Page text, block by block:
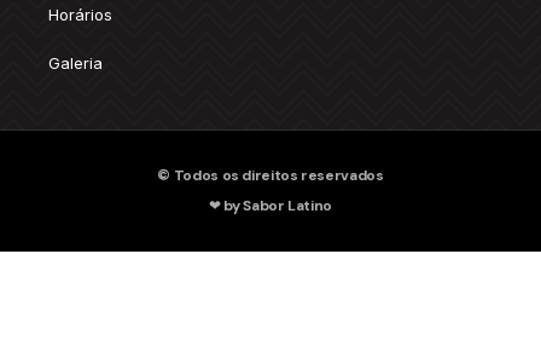
Horários
Galeria
© Todos os direitos reservados
❤ by Sabor Latino